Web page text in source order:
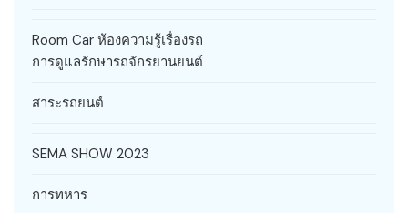
Room Car ห้องความรู้เรื่องรถ
การดูแลรักษารถจักรยานยนต์
สาระรถยนต์
SEMA SHOW 2023
การทหาร